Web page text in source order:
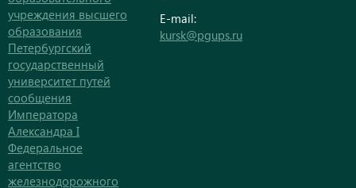
учреждения высшего
образования
Петербургский
государственный
университет путей
сообщения
Императора
Александра I
Федеральное
агентство
железнодорожного
E-mail:
kursk@pgups.ru